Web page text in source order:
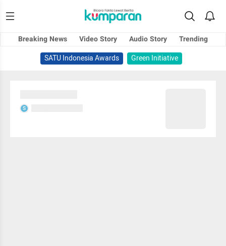
Breaking News Video Story Audio Story
Trending
SATU Indonesia Awards
Green Initiative
S